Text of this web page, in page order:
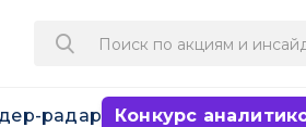
радар Конкурс